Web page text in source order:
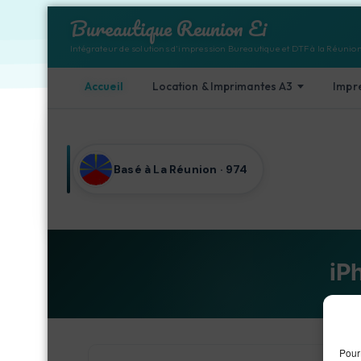
Bureautique Reunion Ei
Intégrateur de solutions d'impression Bureautique et DTF à la Réunion
Accueil Location & Imprimantes A3
Basé à La Réunion · 974